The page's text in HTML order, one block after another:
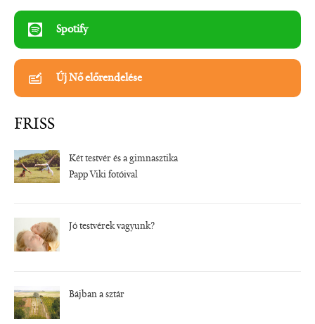
Spotify
Új Nő előrendelése
FRISS
Két testvér és a gimnasztika
Papp Viki fotóival
Jó testvérek vagyunk?
Bájban a sztár